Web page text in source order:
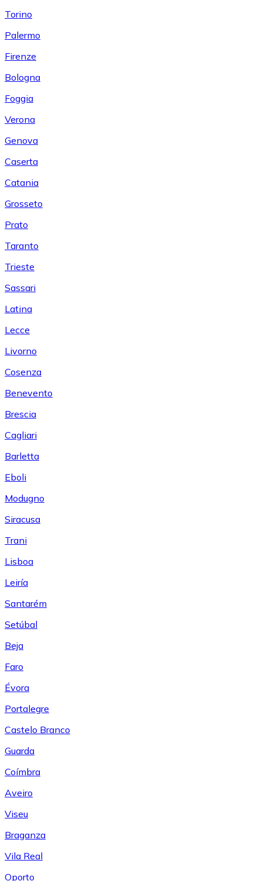
Torino
Palermo
Firenze
Bologna
Foggia
Verona
Genova
Caserta
Catania
Grosseto
Prato
Taranto
Trieste
Sassari
Latina
Lecce
Livorno
Cosenza
Benevento
Brescia
Cagliari
Barletta
Eboli
Modugno
Siracusa
Trani
Lisboa
Leiría
Santarém
Setúbal
Beja
Faro
Évora
Portalegre
Castelo Branco
Guarda
Coímbra
Aveiro
Viseu
Braganza
Vila Real
Oporto